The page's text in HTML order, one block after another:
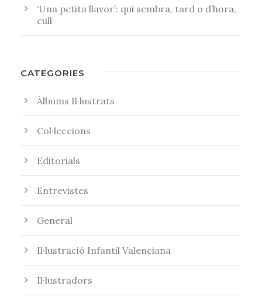
‘Una petita llavor’: qui sembra, tard o d’hora,
cull
CATEGORIES
Àlbums Il·lustrats
Col·leccions
Editorials
Entrevistes
General
Il·lustració Infantil Valenciana
Il·lustradors